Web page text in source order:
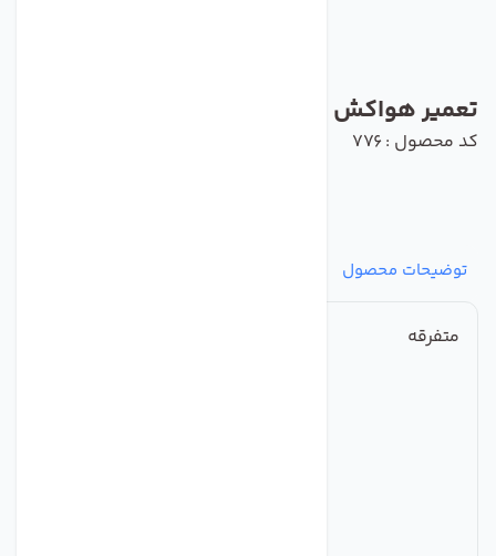
تعمیر هواکش
کد محصول : 776
توضیحات محصول
متفرقه